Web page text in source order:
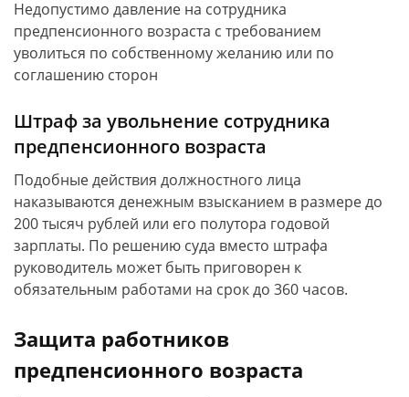
Недопустимо давление на сотрудника
предпенсионного возраста с требованием
уволиться по собственному желанию или по
соглашению сторон
Штраф за увольнение сотрудника
предпенсионного возраста
Подобные действия должностного лица
наказываются денежным взысканием в размере до
200 тысяч рублей или его полутора годовой
зарплаты. По решению суда вместо штрафа
руководитель может быть приговорен к
обязательным работами на срок до 360 часов.
Защита работников
предпенсионного возраста